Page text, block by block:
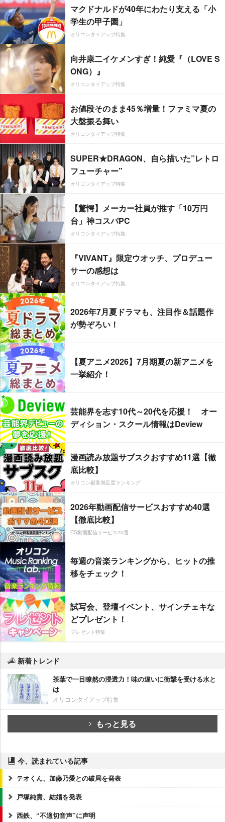
マクドナルドが40年にわたり支える「小
学生の甲子園」
オリコンタイアップ特集
向井康二イケメンすぎ！純愛『（LOVE S
ONG）』
オリコンタイアップ特集
お値段そのまま45％増量！ファミマ夏の
大盤振る舞い
オリコンタイアップ特集
SUPER★DRAGON、自ら描いた”レトロ
フューチャー”
オリコンタイアップ特集
【驚愕】メーカー社員が推す「10万円
台」神コスパPC
オリコンタイアップ特集
『VIVANT』限定ウオッチ、プロデュー
サーの感想は
オリコンタイアップ特集
2026年7月夏ドラマも、注目作＆話題作
が勢ぞろい！
【夏アニメ2026】7月期夏の新アニメを
一挙紹介！
芸能界を志す10代～20代を応援！ オー
ディション・スクール情報はDeview
漫画読み放題サブスクおすすめ11選【徹
底比較】
オリコン顧客満足度ランキング
2026年動画配信サービスおすすめ40選
【徹底比較】
CS動画配信サービス20選
毎週の音楽ランキングから、ヒットの推
移をチェック！
試写会、登壇イベント、サインチェキな
どプレゼント！
プレゼント特集
新着トレンド
茶葉で一目瞭然の浸透力！味の違いに衝撃を受ける水と
は
オリコンタイアップ特集
もっと見る
今、読まれている記事
テオくん、加藤乃愛との破局を発表
戸塚純貴、結婚を発表
西鉄、“不適切音声”に声明